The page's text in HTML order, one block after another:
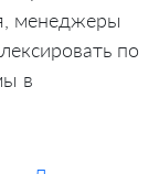
менеджеры
по
в